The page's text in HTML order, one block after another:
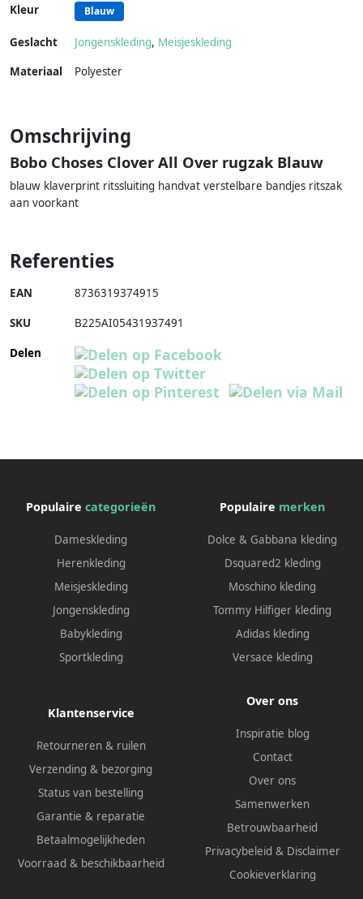
Kleur Blauw
Geslacht Jongenskleding, Meisjeskleding
Materiaal
Polyester
Omschrijving
Bobo Choses Clover All Over rugzak Blauw
blauw klaverprint ritssluiting handvat verstelbare bandjes ritszak
aan voorkant
Referenties
EAN 8736319374915
SKU B225AI05431937491
Delen
Populaire categorieën
Dameskleding
Herenkleding
Meisjeskleding
Jongenskleding
Babykleding
Sportkleding
Populaire merken
Dolce & Gabbana kleding
Dsquared2 kleding
Moschino kleding
Tommy Hilfiger kleding
Adidas kleding
Versace kleding
Klantenservice
Retourneren & ruilen
Verzending & bezorging
Status van bestelling
Garantie & reparatie
Betaalmogelijkheden
Voorraad & beschikbaarheid
Over ons
Inspiratie blog
Contact
Over ons
Samenwerken
Betrouwbaarheid
Privacybeleid & Disclaimer
Cookieverklaring